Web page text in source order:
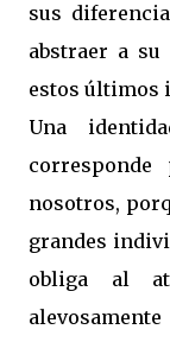
sus
abstraer a
estos últimos
Una
nosotros,
grandes
obliga al